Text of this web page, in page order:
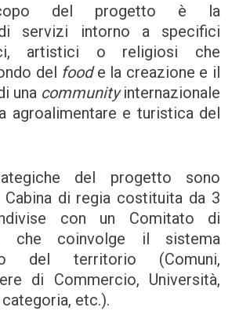
del progetto è la
servizi intorno a specifici
artistici o religiosi che
del foode la creazione e il
una communityinternazionale
agroalimentare e turistica del
del progetto sono
Cabina di regia costituita da 3
con un Comitato di
che coinvolge il sistema
del territorio (Comuni,
di Commercio, Università,
etc.).